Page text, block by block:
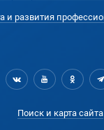
и развития
Поиск и карта сайта